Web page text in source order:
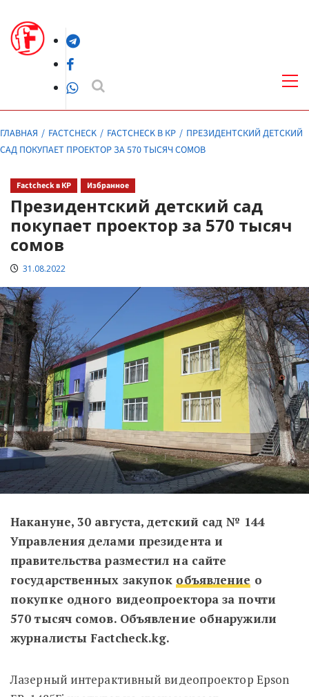
содержимомуTelegram
Facebook
WhatsApp
ГЛАВНАЯ FACTCHECK FACTCHECK В КР
ПРЕЗИДЕНТСКИЙ ДЕТСКИЙ
САД ПОКУПАЕТ ПРОЕКТОР ЗА 570 ТЫСЯЧ СОМОВ
Factcheck в КР Избранное
Президентский детский сад
покупает проектор за 570 тысяч
сомов
31.08.2022
Накануне, 30 августа,детский сад № 144
Управления делами президента и
правительства разместил на сайте
государственных закупок объявление о
покупке одного видеопроектора за почти
570 тысяч сомов. Объявление обнаружили
журналисты Factcheck.kg.
Лазерный интерактивный видеопроектор Epson